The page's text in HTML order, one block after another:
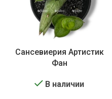
Сансевиерия Артистик
Фан
В наличии